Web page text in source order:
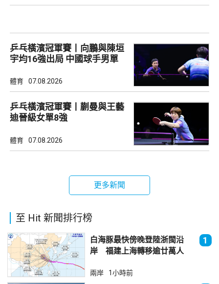
乒乓橫濱冠軍賽丨向鵬與陳垣
宇均16強出局 中國球手男單
體育 07.08.2026
乒乓橫濱冠軍賽丨蒯曼與王藝
迪晉級女單8強
體育 07.08.2026
更多新聞
至 Hit 新聞排行榜
白海豚最快傍晚登陸浙閩沿
岸 福建上海轉移逾廿萬人
1
兩岸 1小時前